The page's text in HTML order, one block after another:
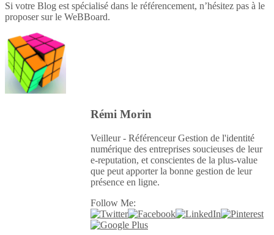
Si votre Blog est spécialisé dans le référencement, n’hésitez pas à le
proposer sur le WeBBoard.
Rémi Morin
Veilleur - Référenceur Gestion de l'identité
numérique des entreprises soucieuses de leur
e-reputation, et conscientes de la plus-value
que peut apporter la bonne gestion de leur
présence en ligne.
Follow Me: